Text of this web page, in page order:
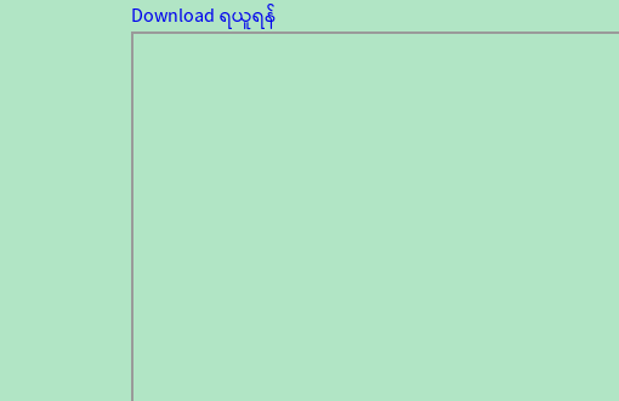
Download ရယူရန်